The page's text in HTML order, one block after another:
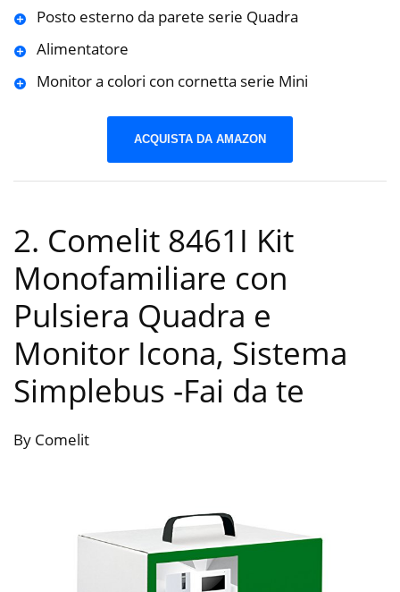
Posto esterno da parete serie Quadra
Alimentatore
Monitor a colori con cornetta serie Mini
ACQUISTA DA AMAZON
2. Comelit 8461I Kit
Monofamiliare con
Pulsiera Quadra e
Monitor Icona, Sistema
Simplebus -Fai da te
By Comelit